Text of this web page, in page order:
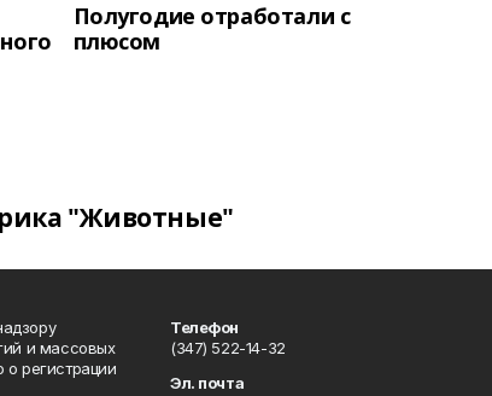
Полугодие отработали с
плюсом
"Животные"
и массовых
о регистрации
Телефон
(347) 522-14-32
Эл. почта